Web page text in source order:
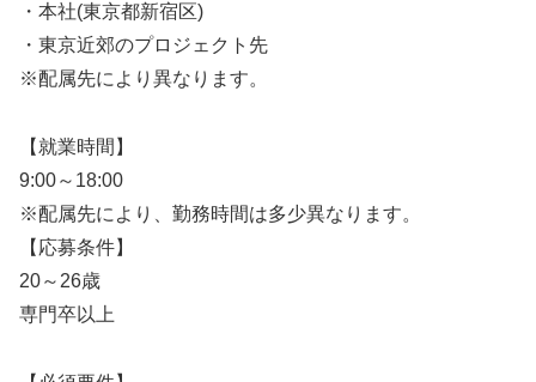
・本社(東京都新宿区)
・東京近郊のプロジェクト先
※配属先により異なります。
【就業時間】
9:00～18:00
※配属先により、勤務時間は多少異なります。
【応募条件】
20～26歳
専門卒以上